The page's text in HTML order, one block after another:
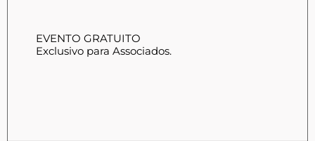
EVENTO GRATUITO
Exclusivo para Associados.